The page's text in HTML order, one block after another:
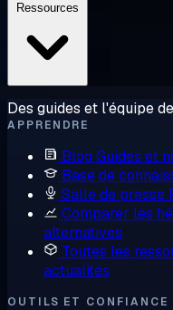
Des guides et l'équipe
APPRENDRE
Blog Guides et
Base de
Salle de presse
Comparer les
alternatives
Toutes les
actualités
OUTILS ET CONFIANCE